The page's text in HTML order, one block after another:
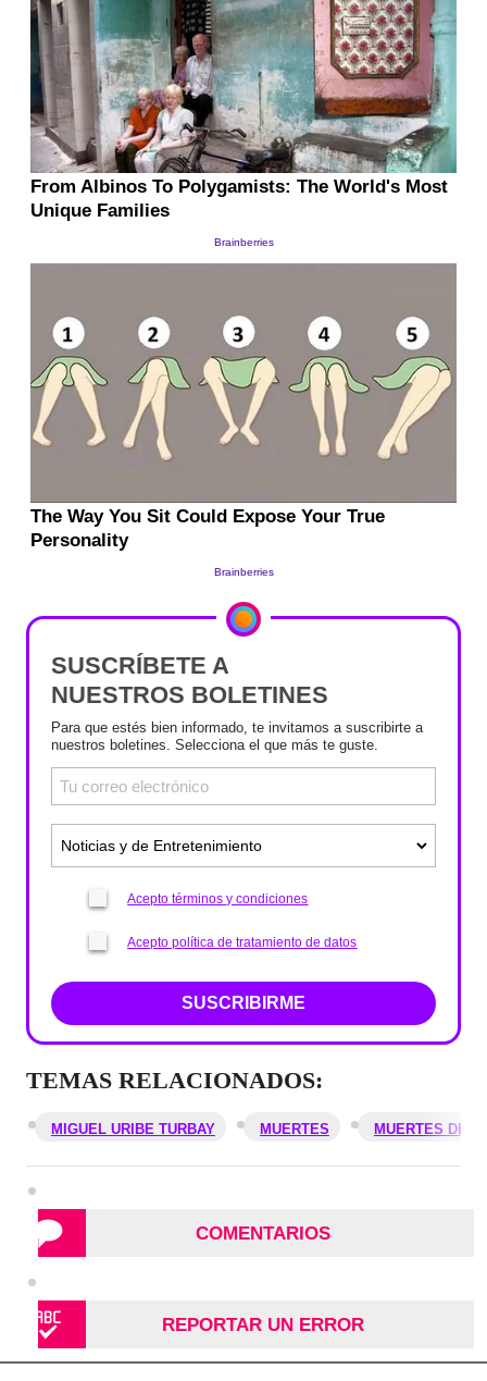
SUSCRÍBETE A
NUESTROS BOLETINES
Para que estés bien informado, te invitamos a suscribirte a
nuestros boletines. Selecciona el que más te guste.
Acepto términos y condiciones
Acepto política de tratamiento de datos
SUSCRIBIRME
TEMAS RELACIONADOS:
MIGUEL URIBE TURBAY MUERTES MUERTES DE
COMENTARIOS
REPORTAR UN ERROR